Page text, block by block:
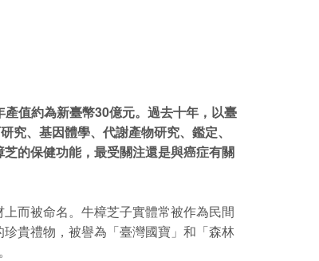
值約為新臺幣30億元。過去十年，以臺
、基因體學、代謝產物研究、鑑定、
的保健功能，最受關注還是與癌症有關
而被命名。牛樟芝子實體常被作為民間
貴禮物，被譽為「臺灣國寶」和「森林